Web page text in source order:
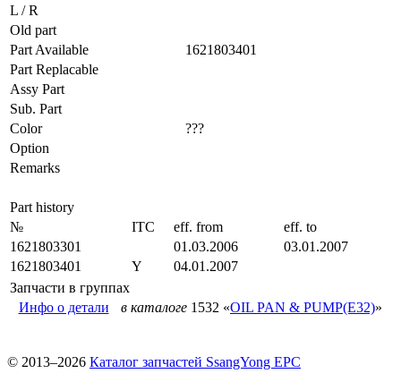
L / R
Old part
Part Available
1621803401
Part Replacable
Assy Part
Sub. Part
Color
???
Option
Remarks
Part history
№
ITC eff. from
eff. to
1621803301
01.03.2006
03.01.2007
1621803401
Y
04.01.2007
Запчасти в группах
Инфо о детали
в каталоге 1532 «OIL PAN & PUMP(E32)»
© 2013–2026 Каталог запчастей SsangYong EPC